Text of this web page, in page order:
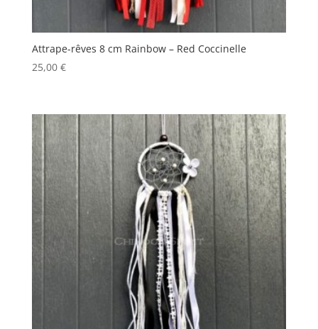
Attrape-rêves 8 cm Rainbow – Red Coccinelle
25,00 €